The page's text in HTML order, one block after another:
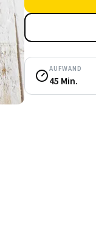
AUFWAND
45 Min.